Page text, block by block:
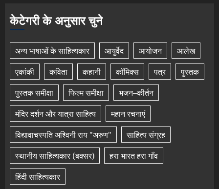
केटेगरी के अनुसार चुने
अन्य भाषाओं के साहित्यकार आयुर्वेद आयोजन
आलेख
एकांकी
कविता कहानी कॉमिक्स पत्र
पुस्तक
पुस्तक समीक्षा
फिल्म समीक्षा
भजन–कीर्तन
मंदिर दर्शन और यात्रा साहित्य
महान रचनाएं
विद्यावाचस्पति अश्विनी राय "अरुण"
साहित्य संग्रह
स्थानीय साहित्यकार (बक्सर)
हरा भारत हरा गाँव
हिंदी साहित्यकार